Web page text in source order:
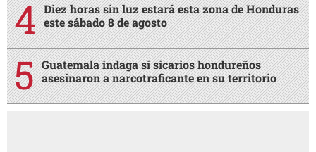
Diez horas sin luz estará esta zona de Honduras
este sábado 8 de agosto
Guatemala indaga si sicarios hondureños
asesinaron a narcotraficante en su territorio